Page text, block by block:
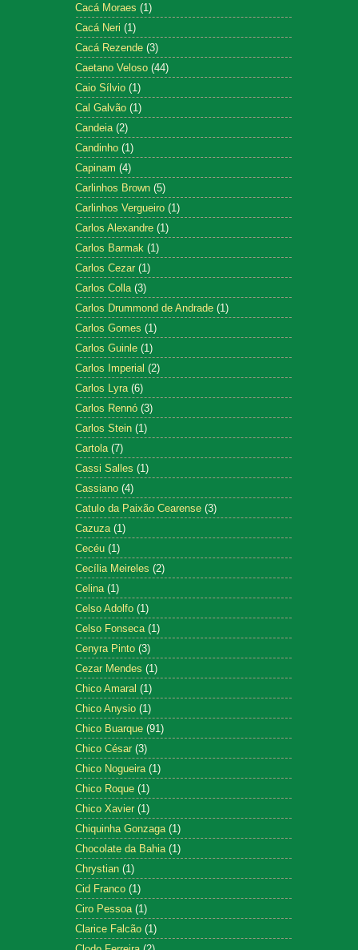
Cacá Moraes (1)
Cacá Neri (1)
Cacá Rezende (3)
Caetano Veloso (44)
Caio Sílvio (1)
Cal Galvão (1)
Candeia (2)
Candinho (1)
Capinam (4)
Carlinhos Brown (5)
Carlinhos Vergueiro (1)
Carlos Alexandre (1)
Carlos Barmak (1)
Carlos Cezar (1)
Carlos Colla (3)
Carlos Drummond de Andrade (1)
Carlos Gomes (1)
Carlos Guinle (1)
Carlos Imperial (2)
Carlos Lyra (6)
Carlos Rennó (3)
Carlos Stein (1)
Cartola (7)
Cassi Salles (1)
Cassiano (4)
Catulo da Paixão Cearense (3)
Cazuza (1)
Cecéu (1)
Cecília Meireles (2)
Celina (1)
Celso Adolfo (1)
Celso Fonseca (1)
Cenyra Pinto (3)
Cezar Mendes (1)
Chico Amaral (1)
Chico Anysio (1)
Chico Buarque (91)
Chico César (3)
Chico Nogueira (1)
Chico Roque (1)
Chico Xavier (1)
Chiquinha Gonzaga (1)
Chocolate da Bahia (1)
Chrystian (1)
Cid Franco (1)
Ciro Pessoa (1)
Clarice Falcão (1)